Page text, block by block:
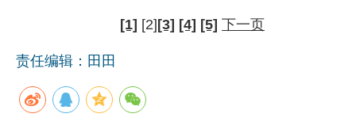
[1] [2][3] [4] [5] 下一页
责任编辑：田田